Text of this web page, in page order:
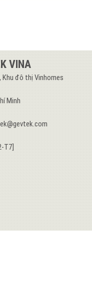
VINA
Khu đô thị Vinhomes
Minh
T7]